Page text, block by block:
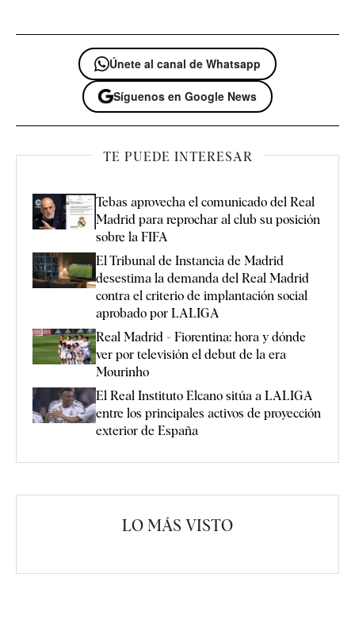
Únete al canal de Whatsapp
Síguenos en Google News
TE PUEDE INTERESAR
Tebas aprovecha el comunicado del Real
Madrid para reprochar al club su posición
sobre la FIFA
El Tribunal de Instancia de Madrid
desestima la demanda del Real Madrid
contra el criterio de implantación social
aprobado por LALIGA
Real Madrid - Fiorentina: hora y dónde
ver por televisión el debut de la era
Mourinho
El Real Instituto Elcano sitúa a LALIGA
entre los principales activos de proyección
exterior de España
LO MÁS VISTO